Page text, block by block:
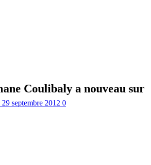
Coulibaly a nouveau sur
29 septembre 2012 0